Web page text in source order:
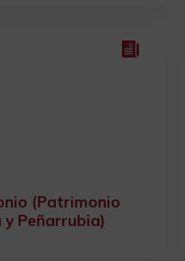
(Patrimonio
y Peñarrubia)